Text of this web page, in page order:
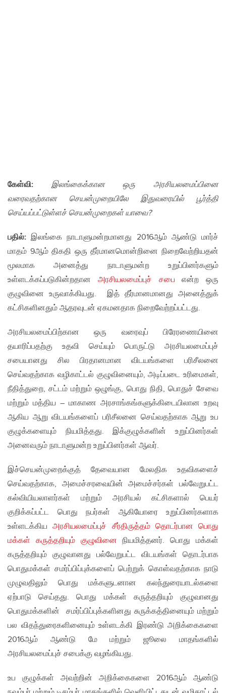
கேள்வி: இலங்கைக்கான ஒரு அரசியலமைப்பினை
வரைவதற்கான செயன்முறையிலே இதுவரையில் பூர்த்தி
செய்யப்பட்டுள்ளச் செயன்முறைகள் யாவை?
பதில்: இலங்கை நாடாளுமன்றமானது 2016ஆம் ஆண்டு மார்ச்
மாதம் 9ஆம் திகதி ஒரு தீர்மானமொன்றினை நிறைவேற்றியதன்
மூலமாக அனைத்து நாடாளுமன்ற உறுப்பினர்களும்
உள்ளடக்கப்படுகின்றதான அரசியலமைப்புச் சபை என்ற ஒரு
குழுவினை உருவாக்கியது. இத் தீர்மானமானது அனைத்துக்
கட்சிகளினதும் ஆதரவுடன் ஏகமனதாக நிறைவேற்றப்பட்டது.
அரசியலமைப்பிற்கான ஒரு வரைவுப் பிரேரணையினை
தயாரிப்பதற்கு உதவி செய்யும் பொருட்டு அரசியலமைப்புச்
சபையானது சில பிரதானமான விடயங்களை பரிசீலனை
செய்வதற்காக வழிகாட்டல் குழுவினையும், அடிப்படை உரிமைகள்,
நீதித்துறை, சட்டம் மற்றும் ஒழுங்கு, பொது நிதி, பொதுச் சேவை
மற்றும் மத்திய – மாகாண அரசாங்கங்களுக்கிடையிலான உறவு
ஆகிய ஆறு விடயங்களைப் பரிசீலனை செய்வதற்காக ஆறு உப
குழுக்களையும் நியமித்தது. இக்குழுக்களின் உறுப்பினர்கள்
அனைவரும் நாடாளுமன்ற உறுப்பினர்கள் ஆவர்.
இச்செயன்முறைக்குத் தேவையான மேலதிக உதவிகளைச்
செய்வதற்காக, அமைச்சரவையின் அமைச்சர்கள் பல்வேறுபட்ட
கல்வியியலாளர்கள் மற்றும் அரசியல் கட்சிகளால் பெயர்
குறிக்கப்பட்ட பொது நபர்கள் ஆகியோரை உறுப்பினர்களாக
உள்ளடக்கியஅரசியலமைப்புச் சீர்திருத்தம் தொடர்பான பொது
மக்கள் கருத்தறியும் குழுவினை நியமித்தனர். பொது மக்கள்
கருத்தறியும் குழுவானது பல்வேறுபட்ட விடயங்கள் தொடர்பாக
பொதுமக்கள் சமர்ப்பிப்புக்களைப் பெற்றுக் கொள்வதற்காக நாடு
முழுவதிலும் பொது மக்களுடனான கலந்துரையாடல்களை
ஏற்பாடு செய்தது. பொது மக்கள் கருத்தறியும் குழுவானது
பொதுமக்களின் சமர்ப்பிப்புக்களினது சுருக்கத்தினையும் மற்றும்
பல விதந்துரைகளினையும் உள்ளடக்கி இரண்டு அறிக்கைகளை
2016ஆம் ஆண்டு மே மற்றும் ஜூலை மாதங்களில்
அரசியலமைப்புச் சபைக்கு வழங்கியது.
உப குழுக்கள் அவற்றின் அறிக்கைகளை 2016ஆம் ஆண்டு